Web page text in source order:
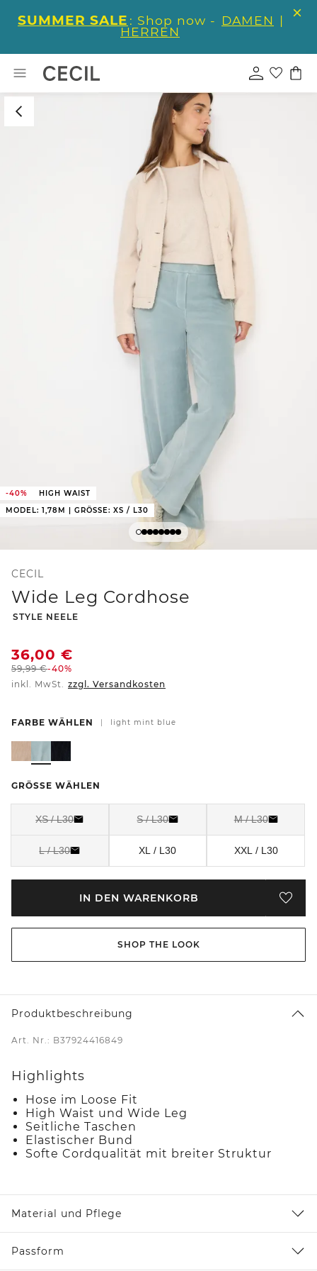
SUMMER SALE : Shop now - DAMEN |
HERREN
-40%
HIGH WAIST
MODEL: 1,78M | GRÖSSE: XS / L30
CECIL
Wide Leg Cordhose
-
STYLE NEELE
36,00 €
59,99€-40%
inkl. MwSt. zzgl. Versandkosten
FARBE WÄHLEN light mint blue
GRÖSSE WÄHLEN
XS / L30 S / L30 M / L30
L / L30 XL / L30 XXL / L30
IN DEN WARENKORB
SHOP THE LOOK
Produktbeschreibung
Art. Nr.: B37924416849
Highlights
Hose im Loose Fit
High Waist und Wide Leg
Seitliche Taschen
Elastischer Bund
Softe Cordqualität mit breiter Struktur
Material und Pflege
Passform